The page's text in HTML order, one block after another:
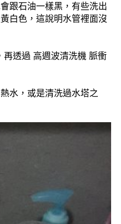
跟石油一樣黑，有些洗出
白色，這說明水管裡面沒
透過 高週波清洗機 脈衝
水，或是清洗過水塔之